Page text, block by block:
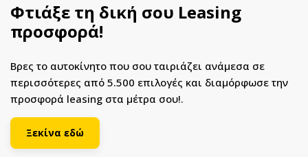
Φτιάξε τη δική σου Leasing
προσφορά!
Βρες το αυτοκίνητο που σου ταιριάζει ανάμεσα σε
περισσότερες από 5.500 επιλογές και διαμόρφωσε την
προσφορά leasing στα μέτρα σου!.
Ξεκίνα εδώ